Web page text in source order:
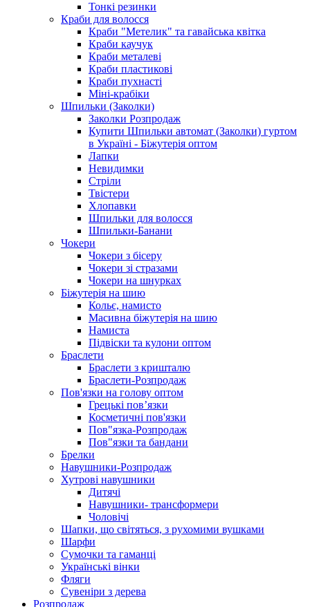
Тонкі резинки
Краби для волосся
Краби "Метелик" та гавайська квітка
Краби каучук
Краби металеві
Краби пластикові
Краби пухнасті
Міні-крабіки
Шпильки (Заколки)
Заколки Розпродаж
Купити Шпильки автомат (Заколки) гуртом
в Україні - Біжутерія оптом
Лапки
Невидимки
Стріли
Твістери
Хлопавки
Шпильки для волосся
Шпильки-Банани
Чокери
Чокери з бісеру
Чокери зі стразами
Чокери на шнурках
Біжутерія на шию
Кольє, намисто
Масивна біжутерія на шию
Намиста
Підвіски та кулони оптом
Браслети
Браслети з кришталю
Браслети-Розпродаж
Пов'язки на голову оптом
Грецькі пов’язки
Косметичні пов'язки
Пов"язка-Розпродаж
Пов"язки та бандани
Брелки
Навушники-Розпродаж
Хутрові навушники
Дитячі
Навушники- трансформери
Чоловічі
Шапки, що світяться, з рухомими вушками
Шарфи
Сумочки та гаманці
Українські вінки
Фляги
Сувеніри з дерева
Розпродаж